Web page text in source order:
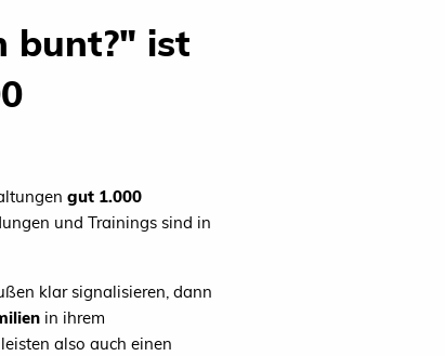
bunt?" ist
gut 1.000
und Trainings sind in
klar signalisieren, dann
in ihrem
also auch einen